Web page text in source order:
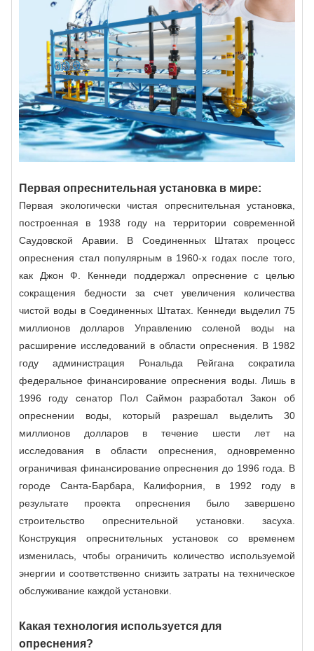
Первая опреснительная установка в мире:
Первая экологически чистая опреснительная установка,
построенная в 1938 году на территории современной
Саудовской Аравии. В Соединенных Штатах процесс
опреснения стал популярным в 1960-х годах после того,
как Джон Ф. Кеннеди поддержал опреснение с целью
сокращения бедности за счет увеличения количества
чистой воды в Соединенных Штатах. Кеннеди выделил 75
миллионов долларов Управлению соленой воды на
расширение исследований в области опреснения. В 1982
году администрация Рональда Рейгана сократила
федеральное финансирование опреснения воды. Лишь в
1996 году сенатор Пол Саймон разработал Закон об
опреснении воды, который разрешал выделить 30
миллионов долларов в течение шести лет на
исследования в области опреснения, одновременно
ограничивая финансирование опреснения до 1996 года. В
городе Санта-Барбара, Калифорния, в 1992 году в
результате проекта опреснения было завершено
строительство опреснительной установки. засуха.
Конструкция опреснительных установок со временем
изменилась, чтобы ограничить количество используемой
энергии и соответственно снизить затраты на техническое
обслуживание каждой установки.
Какая технология используется для
опреснения?